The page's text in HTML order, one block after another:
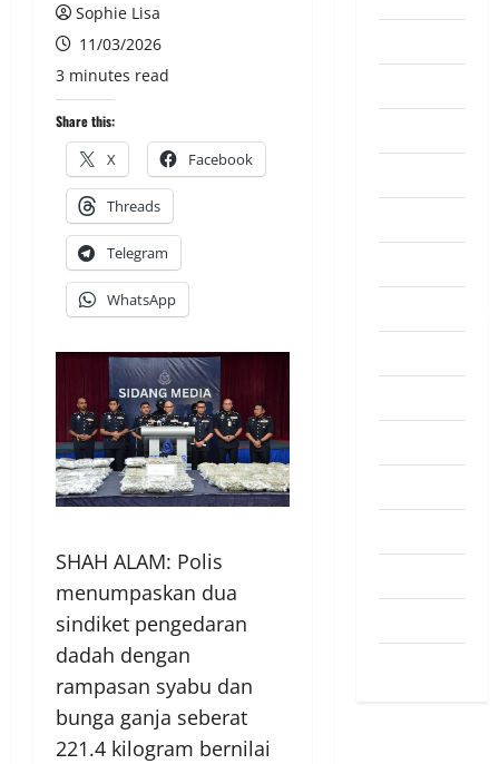
Sophie Lisa
11/03/2026
3 minutes read
Share this:
X Facebook
Threads
Telegram
WhatsApp
SHAH ALAM: Polis
menumpaskan dua
sindiket pengedaran
dadah dengan
rampasan syabu dan
bunga ganja seberat
221.4 kilogram bernilai